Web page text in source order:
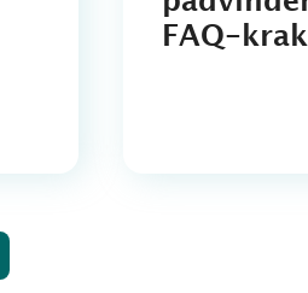
FAQ-